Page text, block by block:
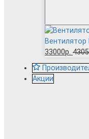
Вентилятор
33000р.
Акции